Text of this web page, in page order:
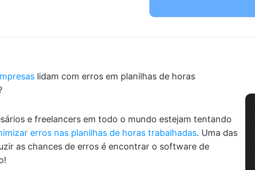
lidam com erros em planilhas de horas
e freelancers em todo o mundo estejam tentando
erros nas planilhas de horas trabalhadas. Uma das
as chances de erros é encontrar o software de